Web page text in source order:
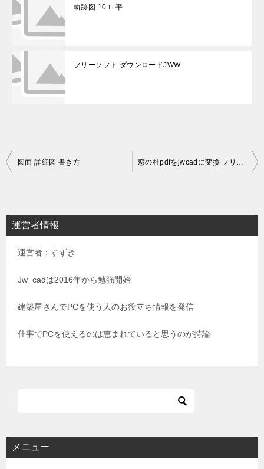
軌跡図 10ｔ 平
フリーソフト ダウンロードJWW
投
ビ
ゲ
図面 詳細図 書き方 窓の杜pdfをjwcadに変換 フリーソフト
運営者情報
運営者：すずき
Jw_cadは2016年から勉強開始
建築屋さんでPCを使う人のお役立ち情報を発信
仕事でPCを使えるのは恵まれていると思うのが持論
メニュー